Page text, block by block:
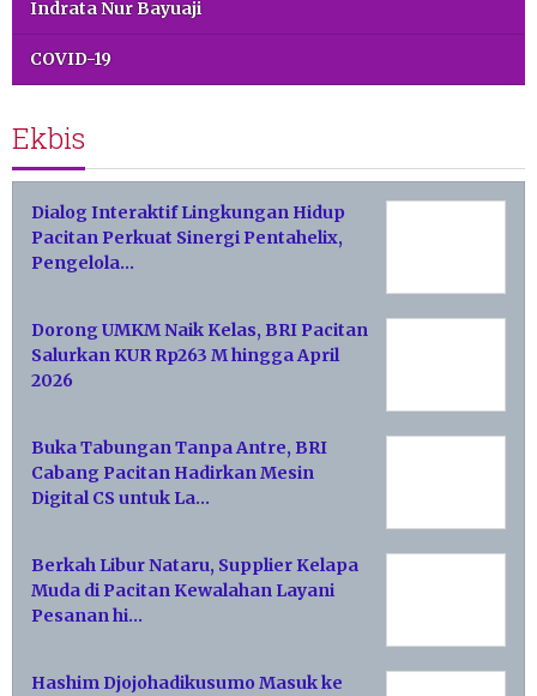
Indrata Nur Bayuaji
COVID-19
Ekbis
Dialog Interaktif Lingkungan Hidup
Pacitan Perkuat Sinergi Pentahelix,
Pengelola…
Dorong UMKM Naik Kelas, BRI Pacitan
Salurkan KUR Rp263 M hingga April
2026
Buka Tabungan Tanpa Antre, BRI
Cabang Pacitan Hadirkan Mesin
Digital CS untuk La…
Berkah Libur Nataru, Supplier Kelapa
Muda di Pacitan Kewalahan Layani
Pesanan hi…
Hashim Djojohadikusumo Masuk ke